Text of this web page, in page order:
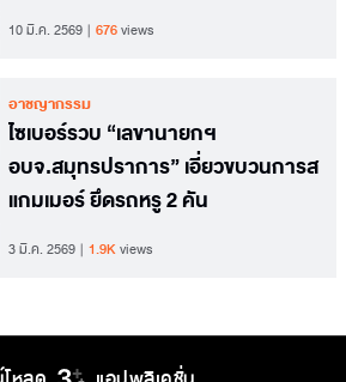
10 มี.ค. 2569 676views
อาชญากรรม
ไซเบอร์รวบ “เลขานายกฯ
อบจ.สมุทรปราการ” เอี่ยวขบวนการส
แกมเมอร์ ยึดรถหรู 2 คัน
3 มี.ค. 2569 1.9Kviews